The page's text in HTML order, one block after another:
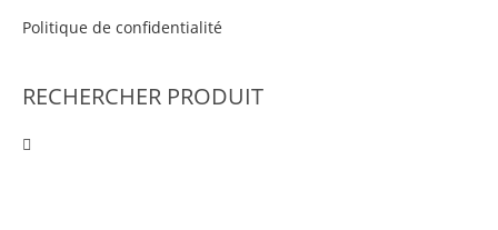
Politique de confidentialité
RECHERCHER PRODUIT